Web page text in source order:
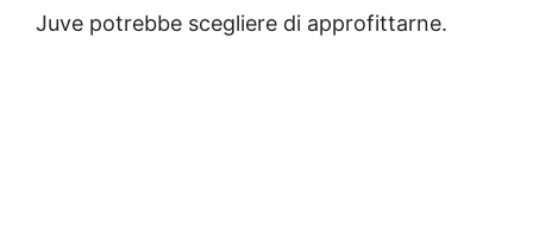
Juve potrebbe scegliere di approfittarne.